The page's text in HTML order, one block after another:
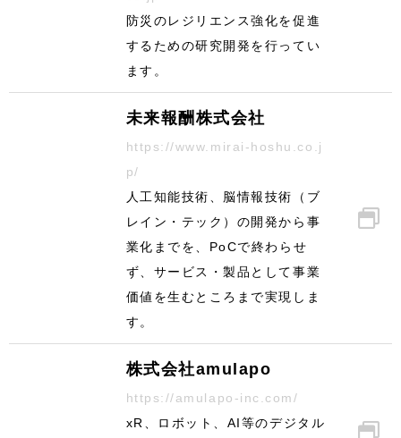
防災のレジリエンス強化を促進
するための研究開発を行ってい
ます。
未来報酬株式会社
https://www.mirai-hoshu.co.j
p/
人工知能技術、脳情報技術（ブ
レイン・テック）の開発から事
業化までを、PoCで終わらせ
ず、サービス・製品として事業
価値を生むところまで実現しま
す。
株式会社amulapo
https://amulapo-inc.com/
xR、ロボット、AI等のデジタル